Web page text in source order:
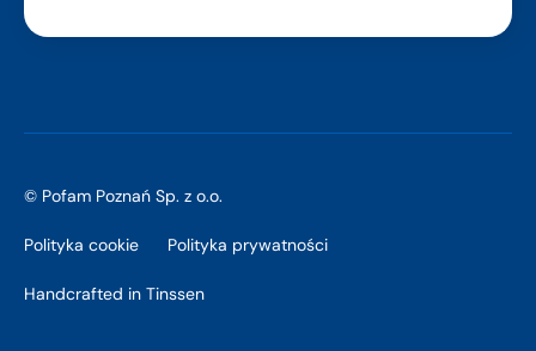
© Pofam Poznań Sp. z o.o.
Polityka cookie Polityka prywatności
Handcrafted in Tinssen